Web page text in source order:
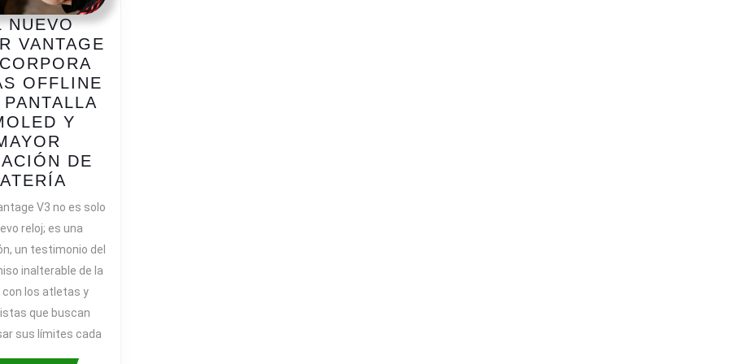
NUEVO
VANTAGE
OFFLINE
Y
DE
NUEVO
VANTAGE
3
INCORPORA
MAPAS
OFFLINE
CON
PANTALLA
V3 no es solo
reloj; es una
un testimonio del
inalterable de la
con los atletas y
que buscan
sus límites cada